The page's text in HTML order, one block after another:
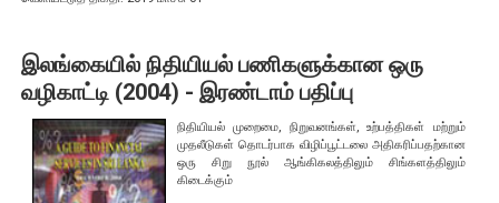
கொடுகடன் தகவல்
சட்டங்களும் ஒழுங்கு விதிகளும்
பிரமிட் திட்டங்கள்
சாதனங்கள் மற்றும் நடைமுறைப்படுத்தல்
இலங்கையில் நிதியியல் பணிகளுக்கான ஒரு
வழிகாட்டி (2004) - இரண்டாம் பதிப்பு
நிதியியல் முறைமை, நிறுவனங்கள், உற்பத்திகள் மற்றும்
முதலீடுகள் தொடர்பாக விழிப்பூட்டலை அதிகரிப்பதற்கான
ஒரு சிறு நூல் ஆங்கிகலத்திலும் சிங்களத்திலும்
கிடைக்கும்